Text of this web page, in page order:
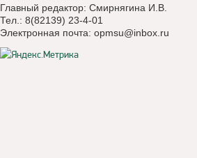
Главный редактор: Смирнягина И.В.
Тел.: 8(82139) 23-4-01
Электронная почта: opmsu@inbox.ru